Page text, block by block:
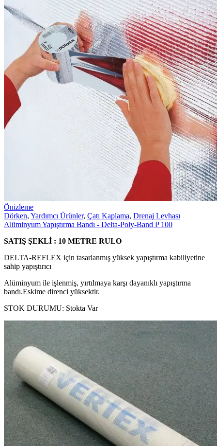
Önizleme
Dörken, Yardımcı Ürünler, Çatı Kaplama, Drenaj Levhası
Alüminyum Yapıştırma Bandı - Delta-Poly-Band P 100
SATIŞ ŞEKLİ : 10 METRE RULO
DELTA-REFLEX için tasarlanmış yüksek yapıştırma kabiliyetine
sahip yapıştırıcı
Alüminyum ile işlenmiş, yırtılmaya karşı dayanıklı yapıştırma
bandı.Eskime direnci yüksektir.
STOK DURUMU: Stokta Var